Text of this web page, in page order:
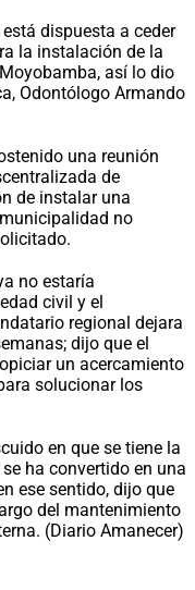
dispuesta a ceder
la instalación de la
así lo dio
Odontólogo Armando
una reunión
de
de instalar una
no
no estaría
civil y el
regional dejara
dijo que el
un acercamiento
solucionar los
en que se tiene la
ha convertido en una
ese sentido, dijo que
del mantenimiento
(Diario Amanecer)